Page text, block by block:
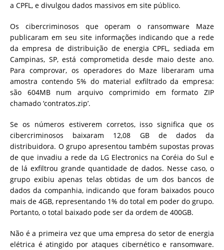
a CPFL, e divulgou dados massivos em site público.
Os cibercriminosos que operam o ransomware Maze
publicaram em seu site informações indicando que a rede
da empresa de distribuição de energia CPFL, sediada em
Campinas, SP, está comprometida desde maio deste ano.
Para comprovar, os operadores do Maze liberaram uma
amostra contendo 5% do material exfiltrado da empresa:
são 604MB num arquivo comprimido em formato ZIP
chamado ‘contratos.zip’.
Se os números estiverem corretos, isso significa que os
cibercriminosos baixaram 12,08 GB de dados da
distribuidora. O grupo apresentou também supostas provas
de que invadiu a rede da LG Electronics na Coréia do Sul e
de lá exfiltrou grande quantidade de dados. Nesse caso, o
grupo exibiu apenas telas obtidas de um dos bancos de
dados da companhia, indicando que foram baixados pouco
mais de 4GB, representando 1% do total em poder do grupo.
Portanto, o total baixado pode ser da ordem de 400GB.
Não é a primeira vez que uma empresa do setor de energia
elétrica é atingido por ataques cibernético e ransomware.